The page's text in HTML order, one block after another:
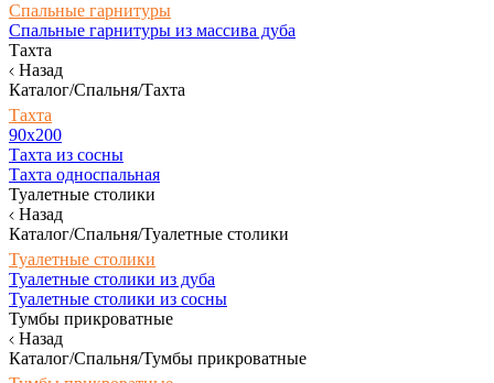
Спальные гарнитуры
Спальные гарнитуры из массива дуба
Тахта
Назад
Каталог/Спальня/Тахта
Тахта
90х200
Тахта из сосны
Тахта односпальная
Туалетные столики
Назад
Каталог/Спальня/Туалетные столики
Туалетные столики
Туалетные столики из дуба
Туалетные столики из сосны
Тумбы прикроватные
Назад
Каталог/Спальня/Тумбы прикроватные